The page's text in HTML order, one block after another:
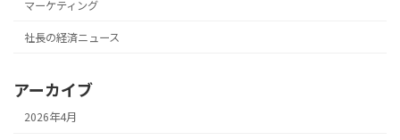
マーケティング
社長の経済ニュース
アーカイブ
2026年4月